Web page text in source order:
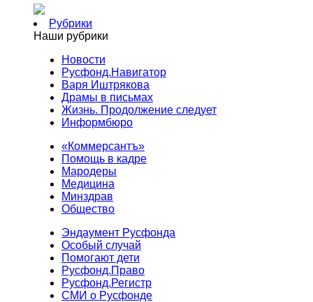
Рубрики
Наши рубрики
Новости
Русфонд.Навигатор
Варя Иштрякова
Драмы в письмах
Жизнь. Продолжение следует
Информбюро
«Коммерсантъ»
Помощь в кадре
Мародеры
Медицина
Минздрав
Общество
Эндаумент Русфонда
Особый случай
Помогают дети
Русфонд.Право
Русфонд.Регистр
СМИ о Русфонде